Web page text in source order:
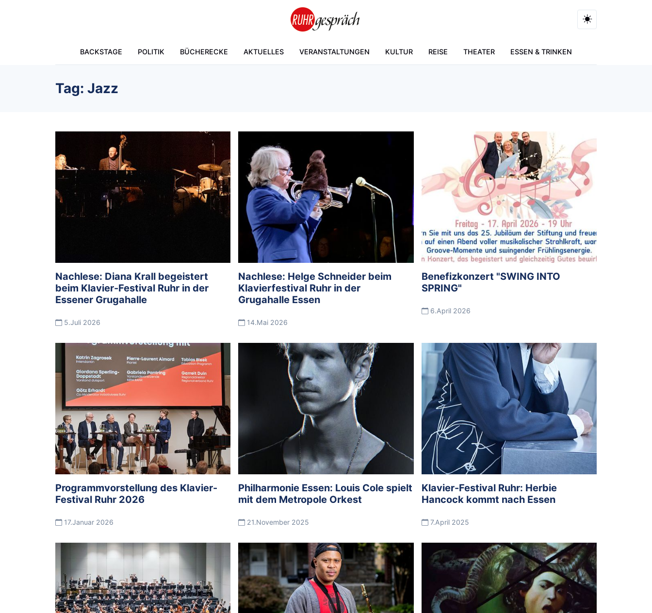
BACKSTAGE POLITIK BÜCHERECKE AKTUELLES VERANSTALTUNGEN KULTUR REISE THEATER ESSEN & TRINKEN
Tag: Jazz
Nachlese: Diana Krall begeistert
beim Klavier-Festival Ruhr in der
Essener Grugahalle
5.Juli 2026
Nachlese: Helge Schneider beim
Klavierfestival Ruhr in der
Grugahalle Essen
14.Mai 2026
Benefizkonzert "SWING INTO
SPRING"
6.April 2026
Programmvorstellung des Klavier-
Festival Ruhr 2026
17.Januar 2026
Philharmonie Essen: Louis Cole spielt
mit dem Metropole Orkest
21.November 2025
Klavier-Festival Ruhr: Herbie
Hancock kommt nach Essen
7.April 2025